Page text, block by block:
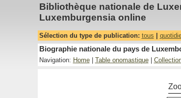
Bibliothèque nationale de
Luxemburgensia online
Sélection du type de publication: tous
Biographie nationale du pays de
Navigation: Home| Table onomastique|